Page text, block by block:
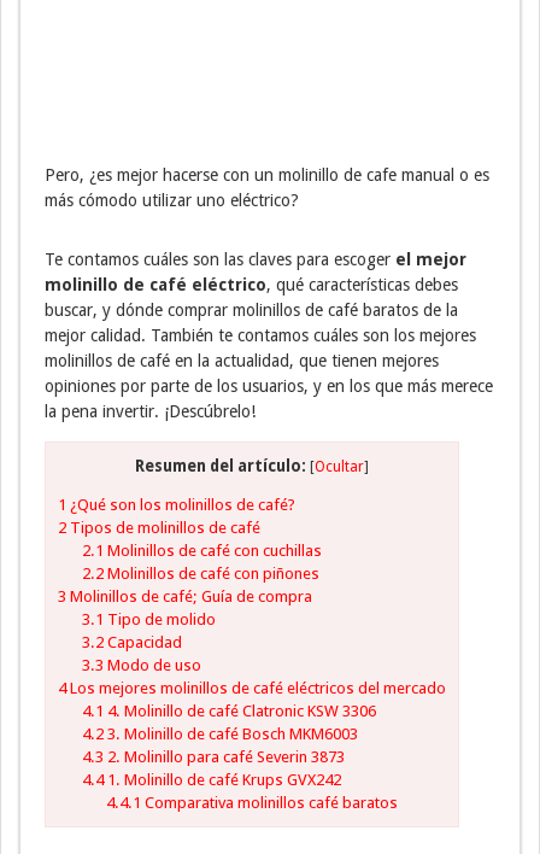
Pero, ¿es mejor hacerse con un molinillo de cafe manual o es
más cómodo utilizar uno eléctrico?
Te contamos cuáles son las claves para escoger el mejor
molinillo de café eléctrico, qué características debes
buscar, y dónde comprar molinillos de café baratos de la
mejor calidad. También te contamos cuáles son los mejores
molinillos de café en la actualidad, que tienen mejores
opiniones por parte de los usuarios, y en los que más merece
la pena invertir. ¡Descúbrelo!
Resumen del artículo: [Ocultar]
1 ¿Qué son los molinillos de café?
2 Tipos de molinillos de café
2.1 Molinillos de café con cuchillas
2.2Molinillos de café con piñones
3 Molinillos de café; Guía de compra
3.1 Tipo de molido
3.2Capacidad
3.3 Modo de uso
4Los mejores molinillos de café eléctricos del mercado
4.1 4. Molinillo de café Clatronic KSW 3306
4.23. Molinillo de café Bosch MKM6003
4.3 2. Molinillo para café Severin 3873
4.41. Molinillo de café Krups GVX242
4.4.1 Comparativa molinillos café baratos